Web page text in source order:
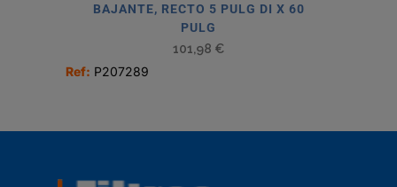
BAJANTE, RECTO 5 PULG DI X 60
PULG
101,98 €
Ref: P207289